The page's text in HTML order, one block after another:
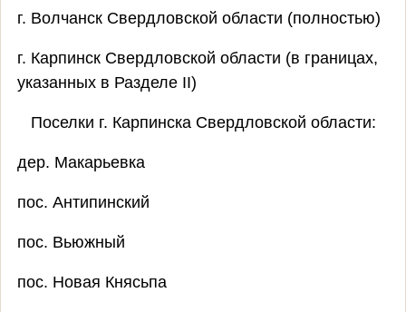
г. Волчанск Свердловской области (полностью)
г. Карпинск Свердловской области (в границах,
указанных в Разделе II)
Поселки г. Карпинска Свердловской области:
дер. Макарьевка
пос. Антипинский
пос. Вьюжный
пос. Новая Княсьпа